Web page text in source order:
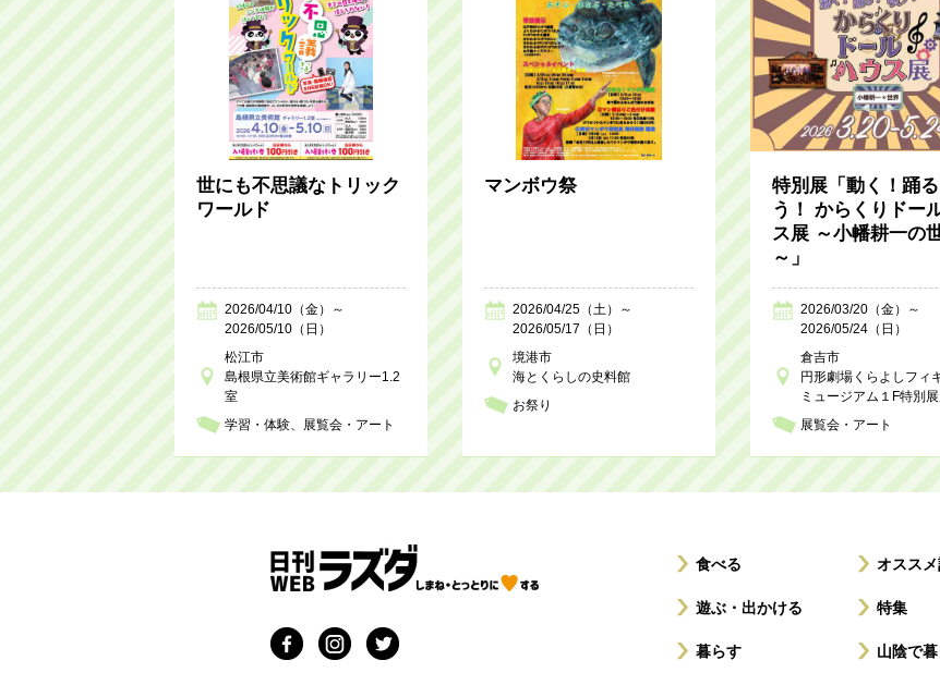
世にも不思議なトリック
ワールド
2026/04/10（金）～
2026/05/10（日）
松江市
島根県立美術館ギャラリー1.2
室
学習・体験
展覧会・アート
マンボウ祭
2026/04/25（土）～
2026/05/17（日）
境港市
海とくらしの史料館
お祭り
特別展「動く！踊
う！ からくりドー
ス展 ～小幡耕一の
～」
2026/03/20（金）～
2026/05/24（日）
倉吉市
円形劇場くらよしフィ
ミュージアム１F特別
展覧会・アート
食べる
遊ぶ・出かける
暮らす
オスス
特集
山陰で